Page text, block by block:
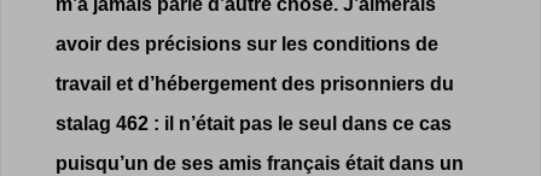
m’a jamais parlé d’autre chose. J’aimerais
avoir des précisions sur les conditions de
travail et d’hébergement des prisonniers du
stalag 462 : il n’était pas le seul dans ce cas
puisqu’un de ses amis français était dans un